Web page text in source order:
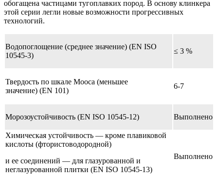
обогащена частицами тугоплавких пород. В основу клинкера
этой серии легли новые возможности прогрессивных
технологий.
Водопоглощение (среднее значение) (EN ISO
10545-3)
≤ 3 %
Твердость по шкале Мооса (меньшее
значение) (EN 101)
6-7
Морозоустойчивость (EN ISO 10545-12) Выполнено
Химическая устойчивость — кроме плавиковой
кислоты (фтористоводородной)
и ее соединений — для глазурованной и
неглазурованной плитки (EN ISO 10545-13)
Выполнено